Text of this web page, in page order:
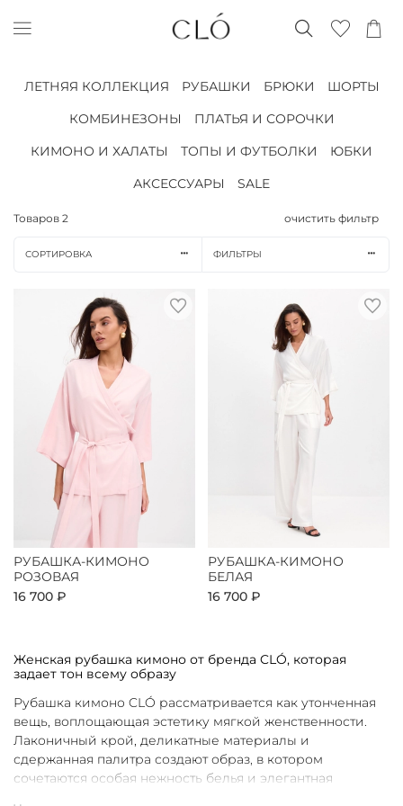
ЛЕТНЯЯ КОЛЛЕКЦИЯ РУБАШКИ БРЮКИ
ШОРТЫ
КОМБИНЕЗОНЫ
ПЛАТЬЯ И СОРОЧКИ
КИМОНО И ХАЛАТЫ
ТОПЫ И ФУТБОЛКИ
ЮБКИ
АКСЕССУАРЫ
SALE
Товаров 2 очистить фильтр
СОРТИРОВКА ФИЛЬТРЫ
РУБАШКА-КИМОНО
РОЗОВАЯ
16 700 ₽
РУБАШКА-КИМОНО
БЕЛАЯ
16 700 ₽
Женская рубашка кимоно от бренда CLÓ, которая
задает тон всему образу
Рубашка кимоно CLÓ рассматривается как утонченная
вещь, воплощающая эстетику мягкой женственности.
Лаконичный крой, деликатные материалы и
сдержанная палитра создают образ, в котором
сочетаются особая нежность белья и элегантная